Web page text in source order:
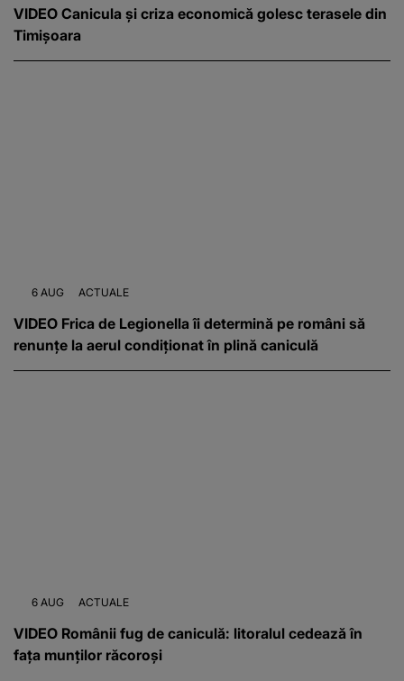
VIDEO Canicula și criza economică golesc terasele din
Timișoara
6 AUG ACTUALE
VIDEO Frica de Legionella îi determină pe români să
renunțe la aerul condiționat în plină caniculă
6 AUG ACTUALE
VIDEO Românii fug de caniculă: litoralul cedează în
fața munților răcoroși